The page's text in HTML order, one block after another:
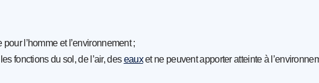
l’homme et l’environnement ;
fonctions du sol, de l’air, deseauxet ne peuvent apporter atteinte à